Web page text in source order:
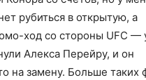
рубиться в открытую, а
ход со стороны UFC —
Алекса Перейру, и он
на замену. Больше таких